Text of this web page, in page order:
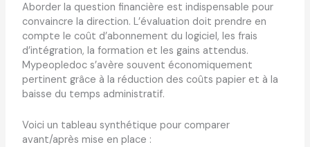
Aborder la question financière est indispensable pour
convaincre la direction. L’évaluation doit prendre en
compte le coût d’abonnement du logiciel, les frais
d’intégration, la formation et les gains attendus.
Mypeopledoc s’avère souvent économiquement
pertinent grâce à la réduction des coûts papier et à la
baisse du temps administratif.
Voici un tableau synthétique pour comparer
avant/après mise en place :